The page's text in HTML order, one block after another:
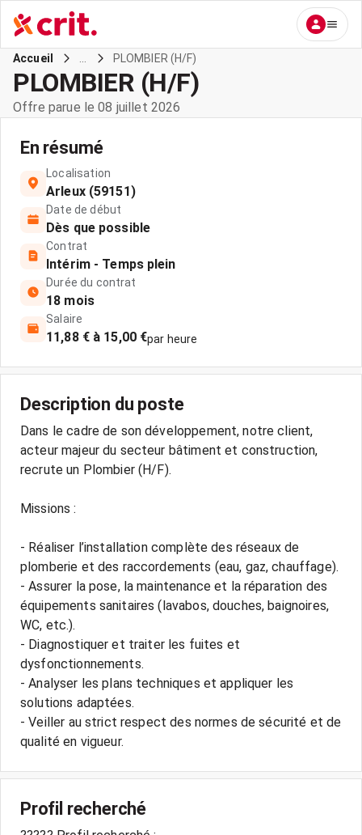
Accueil PLOMBIER (H/F)
PLOMBIER (H/F)
Offre parue le 08 juillet 2026
En résumé
Localisation
Arleux (59151)
Date de début
Dès que possible
Contrat
Intérim - Temps plein
Durée du contrat
18 mois
Salaire
11,88 € à 15,00 €par heure
Description du poste
Dans le cadre de son développement, notre client,
acteur majeur du secteur bâtiment et construction,
recrute un Plombier (H/F).
Missions :
- Réaliser l’installation complète des réseaux de
plomberie et des raccordements (eau, gaz, chauffage).
- Assurer la pose, la maintenance et la réparation des
équipements sanitaires (lavabos, douches, baignoires,
WC, etc.).
- Diagnostiquer et traiter les fuites et
dysfonctionnements.
- Analyser les plans techniques et appliquer les
solutions adaptées.
- Veiller au strict respect des normes de sécurité et de
qualité en vigueur.
Profil recherché